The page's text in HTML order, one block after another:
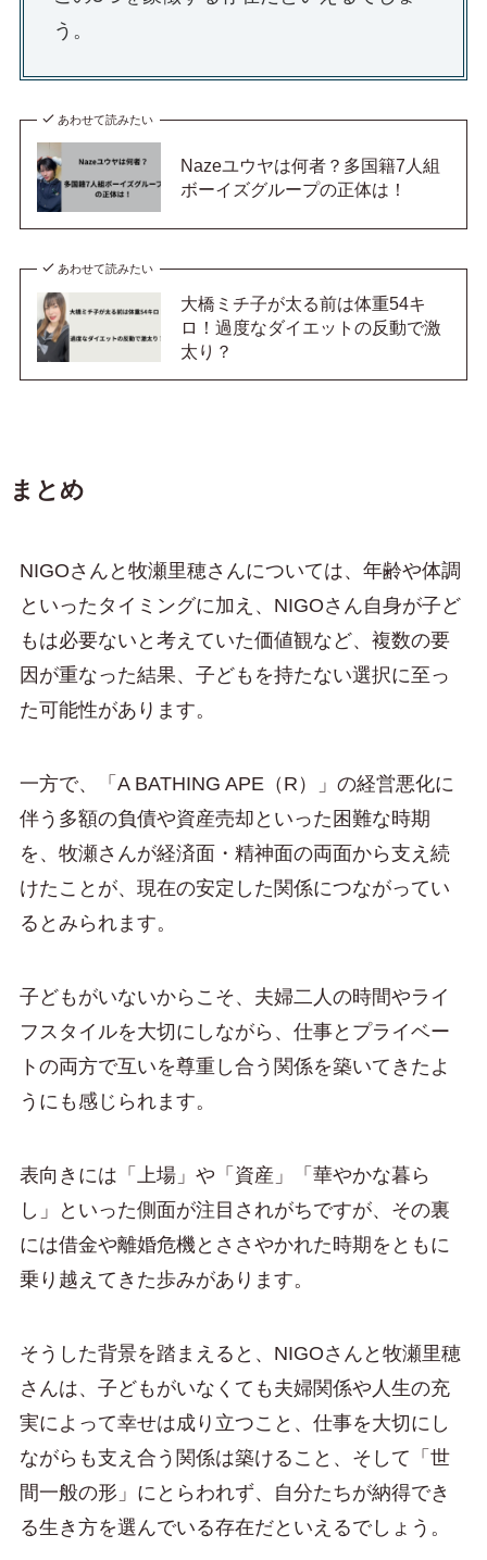
う。
あわせて読みたい
Nazeユウヤは何者？多国籍7人組
ボーイズグループの正体は！
あわせて読みたい
大橋ミチ子が太る前は体重54キ
ロ！過度なダイエットの反動で激
太り？
まとめ
NIGOさんと牧瀬里穂さんについては、年齢や体調
といったタイミングに加え、NIGOさん自身が子ど
もは必要ないと考えていた価値観など、複数の要
因が重なった結果、子どもを持たない選択に至っ
た可能性があります。
一方で、「A BATHING APE（R）」の経営悪化に
伴う多額の負債や資産売却といった困難な時期
を、牧瀬さんが経済面・精神面の両面から支え続
けたことが、現在の安定した関係につながってい
るとみられます。
子どもがいないからこそ、夫婦二人の時間やライ
フスタイルを大切にしながら、仕事とプライベー
トの両方で互いを尊重し合う関係を築いてきたよ
うにも感じられます。
表向きには「上場」や「資産」「華やかな暮ら
し」といった側面が注目されがちですが、その裏
には借金や離婚危機とささやかれた時期をともに
乗り越えてきた歩みがあります。
そうした背景を踏まえると、NIGOさんと牧瀬里穂
さんは、子どもがいなくても夫婦関係や人生の充
実によって幸せは成り立つこと、仕事を大切にし
ながらも支え合う関係は築けること、そして「世
間一般の形」にとらわれず、自分たちが納得でき
る生き方を選んでいる存在だといえるでしょう。